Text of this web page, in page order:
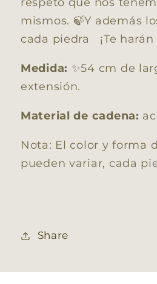
mismos. 🍃Y además
cada piedra
¡Te
Medida: ✨54 cm de
extensión.
Material de cadena:
Nota: El color y forma
pueden variar, cada
Share